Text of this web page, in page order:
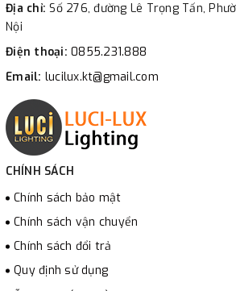
Địa chỉ:Số 276, đường Lê Trọng Tấn,
Nội
Điện thoại: 0855.231.888
Email: lucilux.kt@gmail.com
CHÍNH SÁCH
Chính sách bảo mật
Chính sách vận chuyển
Chính sách đổi trả
Quy định sử dụng